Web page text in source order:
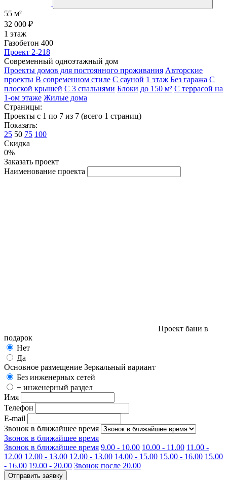
55 м²
32 000 ₽
1 этаж
Газобетон 400
Проект 2-218
Современный одноэтажный дом
Проекты домов для постоянного проживания Авторские
проекты В современном стиле С сауной 1 этаж Без гаража С
плоской крышей С 3 спальнями Блоки до 150 м² С террасой на
1-ом этаже Жилые дома
Страницы:
Проекты с 1 по 7 из 7 (всего 1 страниц)
Показать:
25 50 75 100
Скидка
0%
Заказать проект
Наименование проекта
Проект бани в
подарок
Нет
Да
Основное размещение Зеркальный вариант
Без инженерных сетей
+ инженерный раздел
Имя
Телефон
E-mail
Звонок в ближайшее время
Звонок в ближайшее время
Звонок в ближайшее время 9.00 - 10.00 10.00 - 11.00 11.00 -
12.00 12.00 - 13.00 12.00 - 13.00 14.00 - 15.00 15.00 - 16.00 15.00
- 16.00 19.00 - 20.00 Звонок после 20.00
Отправить заявку